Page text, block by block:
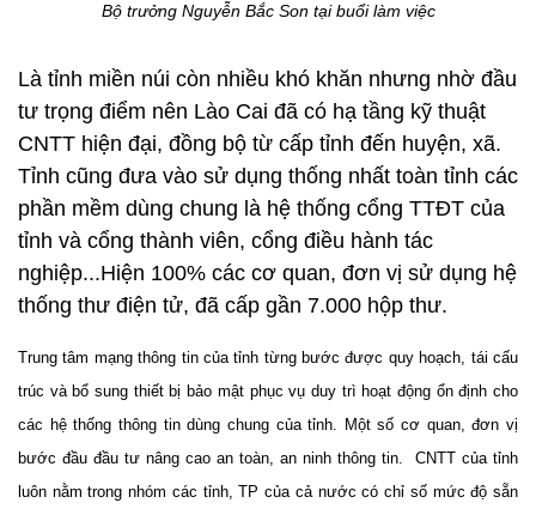
Bộ trưởng Nguyễn Bắc Son tại buổi làm việc
Là tỉnh miền núi còn nhiều khó khăn nhưng nhờ đầu
tư trọng điểm nên Lào Cai đã có hạ tầng kỹ thuật
CNTT hiện đại, đồng bộ từ cấp tỉnh đến huyện, xã.
Tỉnh cũng đưa vào sử dụng thống nhất toàn tỉnh các
phần mềm dùng chung là hệ thống cổng TTĐT của
tỉnh và cổng thành viên, cổng điều hành tác
nghiệp...Hiện 100% các cơ quan, đơn vị sử dụng hệ
thống thư điện tử, đã cấp gần 7.000 hộp thư.
Trung tâm mạng thông tin của tỉnh từng bước được quy hoạch, tái cấu
trúc và bổ sung thiết bị bảo mật phục vụ duy trì hoạt động ổn định cho
các hệ thống thông tin dùng chung của tỉnh. Một số cơ quan, đơn vị
bước đầu đầu tư nâng cao an toàn, an ninh thông tin. CNTT của tỉnh
luôn nằm trong nhóm các tỉnh, TP của cả nước có chỉ số mức độ sẵn